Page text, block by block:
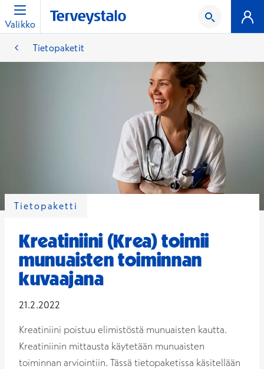
Valikko
Tietopaketit
Tietopaketti
Kreatiniini (Krea) toimii
munuaisten toiminnan
kuvaajana
21.2.2022
Kreatiniini poistuu elimistöstä munuaisten kautta.
Kreatiniinin mittausta käytetään munuaisten
toiminnan arviointiin. Tässä tietopaketissa käsitellään